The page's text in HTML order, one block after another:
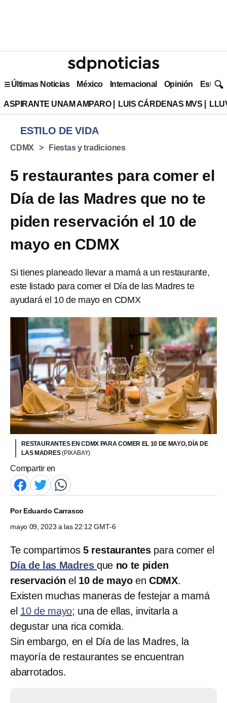
Últimas Noticias México Internacional Opinión Estilo
ASPIRANTE UNAM AMPARO LUIS CÁRDENAS MVS
ESTILO DE VIDA
CDMX Fiestas y tradiciones
5 restaurantes para comer el
Día de las Madres que no te
piden reservación el 10 de
mayo en CDMX
Si tienes planeado llevar a mamá a un restaurante,
este listado para comer el Día de las Madres te
ayudará el 10 de mayo en CDMX
RESTAURANTES EN CDMX PARA COMER EL 10 DE MAYO, DÍA DE
LAS MADRES(PIXABAY)
Compartir en
PorEduardo Carrasco
mayo 09, 2023 a las 22:12 GMT-6
Te compartimos5 restaurantes para comer el
Día de las Madres que no te piden
reservación el 10 de mayoen CDMX.
Existen muchas maneras de festejar a mamá
el 10 de mayo; una de ellas, invitarla a
degustar una rica comida.
Sin embargo, en el Día de las Madres, la
mayoría de restaurantes se encuentran
abarrotados.